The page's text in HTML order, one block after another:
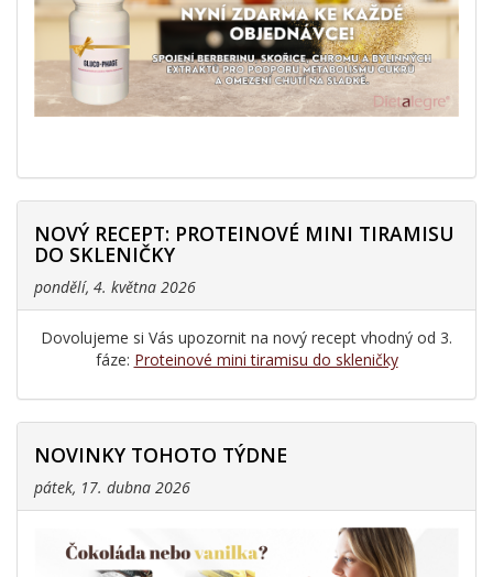
NOVÝ RECEPT: PROTEINOVÉ MINI TIRAMISU
DO SKLENIČKY
pondělí, 4. května 2026
Dovolujeme si Vás upozornit na nový recept vhodný od 3.
fáze: Proteinové mini tiramisu do skleničky
NOVINKY TOHOTO TÝDNE
pátek, 17. dubna 2026